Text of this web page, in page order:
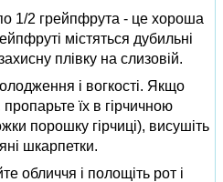
по 1/2 грейпфрута - це хороша
містяться дубильні
плівку на слизовій.
і вогкості. Якщо
їх в гірчичною
порошку гірчиці), висушіть
шкарпетки.
обличчя і полощіть рот і